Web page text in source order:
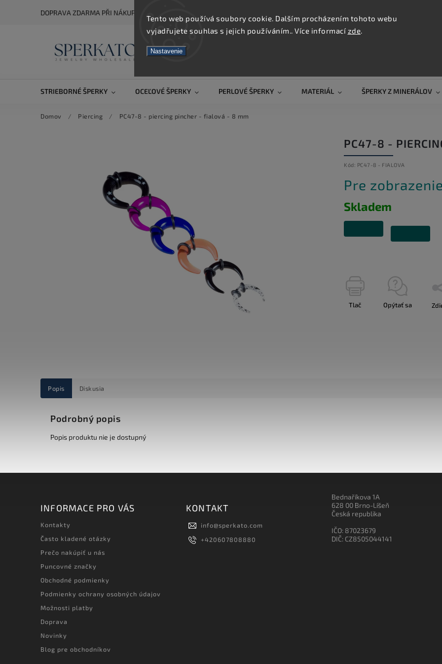
Tento web používá soubory cookie. Dalším procházením tohoto webu
vyjadřujete souhlas s jejich používáním.. Více informací zde.
Nastavenie
DOPRAVA ZDARMA PŘI NÁKUPU NAD 5 000 KČ
STRIEBORNÉ ŠPERKY OCEĽOVÉ ŠPERKY PERLOVÉ ŠPERKY MATERIÁL ŠPERKY Z MINERÁLOV
Domov / Piercing / PC47-8 - piercing pincher - fialová - 8 mm
PC47-8 -
Kód: PC47-8 - FIALOVA
Pre
Skladem
Tlač Opýtať sa
Popis Diskusia
Podrobný popis
Popis produktu nie je dostupný
INFORMACE PRO VÁS
Kontakty
Často kladené otázky
Prečo nakúpiť u nás
Puncovné značky
Obchodné podmienky
Podmienky ochrany osobných údajov
Možnosti platby
Doprava
Novinky
Blog pre obchodníkov
KONTAKT
info@sperkato.com
+420607808880
Bednaříkova 1A
628 00 Brno-Líšeň
Česká republika
IČO: 87023679
DIČ: CZ8505044141